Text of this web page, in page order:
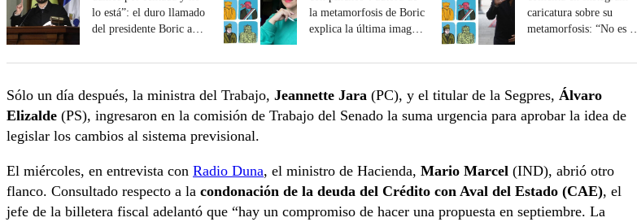
lo está”: el duro llamado
del presidente Boric a
la metamorfosis de Boric
explica la última imagen
caricatura sobre su
metamorfosis: “No es lo
presidente”
Sólo un día después, la ministra del Trabajo, Jeannette Jara (PC), y el titular de la Segpres, Álvaro
Elizalde (PS), ingresaron en la comisión de Trabajo del Senado la suma urgencia para aprobar la idea de
legislar los cambios al sistema previsional.
El miércoles, en entrevista con Radio Duna, el ministro de Hacienda, Mario Marcel (IND), abrió otro
flanco. Consultado respecto a la condonación de la deuda del Crédito con Aval del Estado (CAE), el
jefe de la billetera fiscal adelantó que “hay un compromiso de hacer una propuesta en septiembre. La